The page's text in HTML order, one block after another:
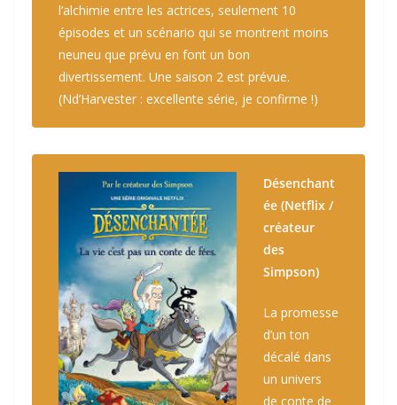
l’alchimie entre les actrices, seulement 10
épisodes et un scénario qui se montrent moins
neuneu que prévu en font un bon
divertissement. Une saison 2 est prévue.
(Nd’Harvester : excellente série, je confirme !)
Désenchant
ée (Netflix /
créateur
des
Simpson)
La promesse
d’un ton
décalé dans
un univers
de conte de